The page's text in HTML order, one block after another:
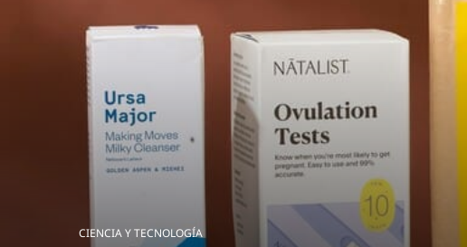
CIENCIA Y TECNOLOGÍA